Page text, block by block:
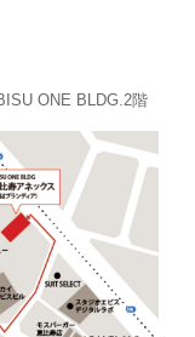
ONE BLDG.2階